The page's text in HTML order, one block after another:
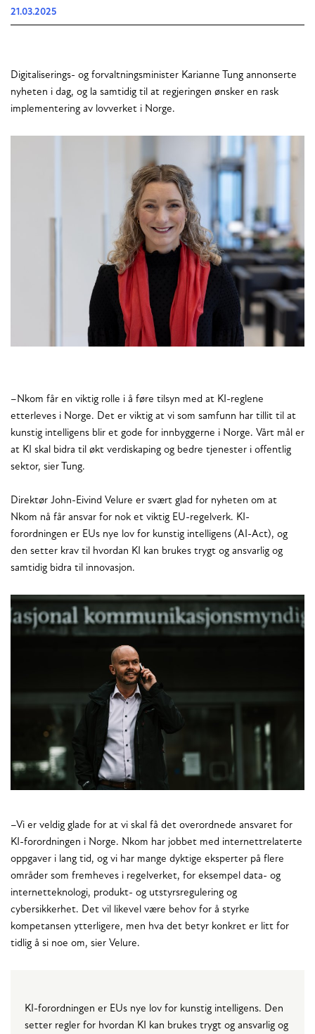
21.03.2025
Digitaliserings- og forvaltningsminister Karianne Tung annonserte
nyheten i dag, og la samtidig til at regjeringen ønsker en rask
implementering av lovverket i Norge.
–Nkom får en viktig rolle i å føre tilsyn med at KI-reglene
etterleves i Norge. Det er viktig at vi som samfunn har tillit til at
kunstig intelligens blir et gode for innbyggerne i Norge. Vårt mål er
at KI skal bidra til økt verdiskaping og bedre tjenester i offentlig
sektor, sier Tung.
Direktør John-Eivind Velure er svært glad for nyheten om at
Nkom nå får ansvar for nok et viktig EU-regelverk. KI-
forordningen er EUs nye lov for kunstig intelligens (AI-Act), og
den setter krav til hvordan KI kan brukes trygt og ansvarlig og
samtidig bidra til innovasjon.
–Vi er veldig glade for at vi skal få det overordnede ansvaret for
KI-forordningen i Norge. Nkom har jobbet med internettrelaterte
oppgaver i lang tid, og vi har mange dyktige eksperter på flere
områder som fremheves i regelverket, for eksempel data- og
internetteknologi, produkt- og utstyrsregulering og
cybersikkerhet. Det vil likevel være behov for å styrke
kompetansen ytterligere, men hva det betyr konkret er litt for
tidlig å si noe om, sier Velure.
KI-forordningen er EUs nye lov for kunstig intelligens. Den
setter regler for hvordan KI kan brukes trygt og ansvarlig og